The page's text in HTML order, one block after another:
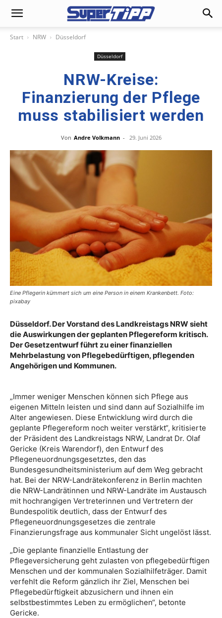
Start NRW Düsseldorf
Düsseldorf
NRW-Kreise:
Finanzierung der Pflege
muss stabilisiert werden
Von Andre Volkmann - 29. Juni 2026
Eine Pflegerin kümmert sich um eine Person in einem Krankenbett. Foto:
pixabay
Düsseldorf. Der Vorstand des Landkreistags NRW sieht
die Auswirkungen der geplanten Pflegereform kritisch.
Der Gesetzentwurf führt zu einer finanziellen
Mehrbelastung von Pflegebedürftigen, pflegenden
Angehörigen und Kommunen.
„Immer weniger Menschen können sich Pflege aus
eigenen Mitteln leisten und sind dann auf Sozialhilfe im
Alter angewiesen. Diese Entwicklung wird durch die
geplante Pflegereform noch weiter verstärkt“, kritisierte
der Präsident des Landkreistags NRW, Landrat Dr. Olaf
Gericke (Kreis Warendorf), den Entwurf des
Pflegeneuordnungsgesetztes, den das
Bundesgesundheitsministerium auf dem Weg gebracht
hat. Bei der NRW-Landrätekonferenz in Berlin machten
die NRW-Landrätinnen und NRW-Landräte im Austausch
mit hochrangigen Vertreterinnen und Vertretern der
Bundespolitik deutlich, dass der Entwurf des
Pflegeneuordnungsgesetzes die zentrale
Finanzierungsfrage aus kommunaler Sicht ungelöst lässt.
„Die geplante finanzielle Entlastung der
Pflegeversicherung geht zulasten von pflegebedürftigen
Menschen und der kommunalen Sozialhilfeträger. Damit
verfehlt die Reform gänzlich ihr Ziel, Menschen bei
Pflegebedürftigkeit abzusichern und ihnen ein
selbstbestimmtes Leben zu ermöglichen“, betonte
Gericke.